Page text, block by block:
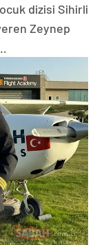
dizisi Sihirli
Zeynep